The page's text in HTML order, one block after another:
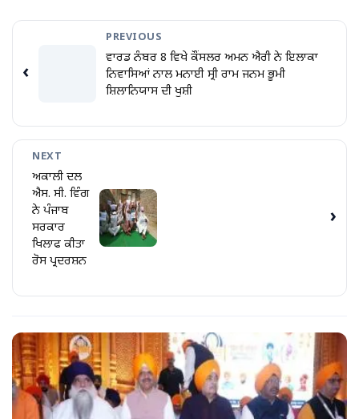
‹
PREVIOUS
ਵਾਰਡ ਨੰਬਰ 8 ਵਿਖੇ ਕੌਂਸਲਰ ਅਮਨ ਐਰੀ ਨੇ ਇਲਾਕਾ
ਨਿਵਾਸਿਆਂ ਨਾਲ ਮਨਾਈ ਸ੍ਰੀ ਰਾਮ ਜਨਮ ਭੂਮੀ
ਸ਼ਿਲਾਨਿਯਾਸ ਦੀ ਖੁਸ਼ੀ
NEXT
ਅਕਾਲੀ ਦਲ
ਐਸ. ਸੀ. ਵਿੰਗ
ਨੇ ਪੰਜਾਬ
ਸਰਕਾਰ
ਖਿਲਾਫ ਕੀਤਾ
ਰੋਸ ਪ੍ਰਦਰਸ਼ਨ
›